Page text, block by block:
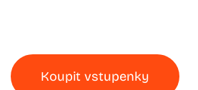
Koupit vstupenky